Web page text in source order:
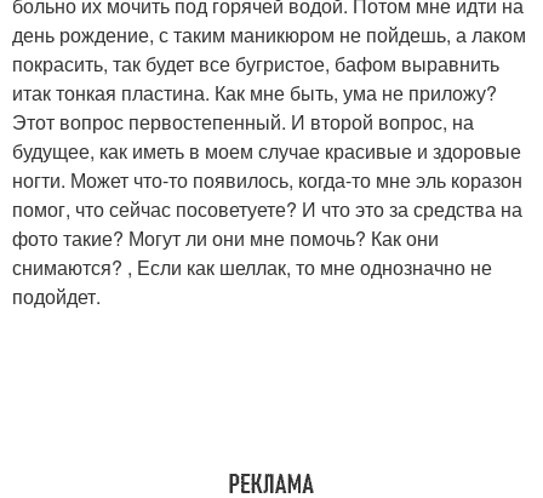
день рождение, с таким маникюром не пойдешь, а лаком
покрасить, так будет все бугристое, бафом выравнить
итак тонкая пластина. Как мне быть, ума не приложу?
Этот вопрос первостепенный. И второй вопрос, на
будущее, как иметь в моем случае красивые и здоровые
ногти. Может что-то появилось, когда-то мне эль коразон
помог, что сейчас посоветуете? И что это за средства на
фото такие? Могут ли они мне помочь? Как они
снимаются? , Если как шеллак, то мне однозначно не
подойдет.